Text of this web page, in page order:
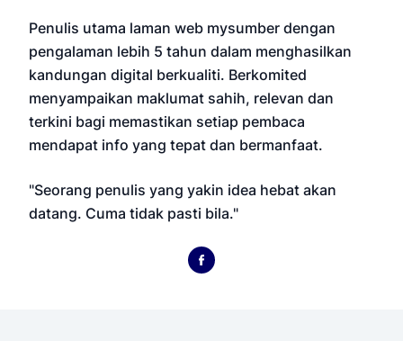
Penulis utama laman web mysumber dengan
pengalaman lebih 5 tahun dalam menghasilkan
kandungan digital berkualiti. Berkomited
menyampaikan maklumat sahih, relevan dan
terkini bagi memastikan setiap pembaca
mendapat info yang tepat dan bermanfaat.
"Seorang penulis yang yakin idea hebat akan
datang. Cuma tidak pasti bila."